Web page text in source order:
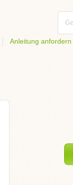
Anleitung anfordern